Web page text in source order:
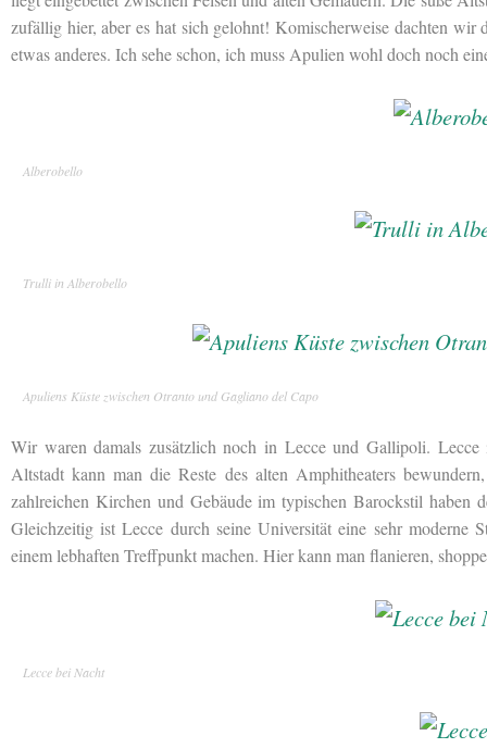
zufällig hier, aber es hat sich gelohnt! Komischerweise dachten
etwas anderes. Ich sehe schon, ich muss Apulien wohl doch noch
Alberobello
Trulli in Alberobello
Apuliens Küste zwischen Otranto und Gagliano del Capo
Wir waren damals zusätzlich noch in Lecce und Gallipoli. Lecce
Altstadt kann man die Reste des alten Amphitheaters
zahlreichen Kirchen und Gebäude im typischen Barockstil haben
Gleichzeitig ist Lecce durch seine Universität eine sehr moderne
einem lebhaften Treffpunkt machen. Hier kann man flanieren,
Lecce bei Nacht